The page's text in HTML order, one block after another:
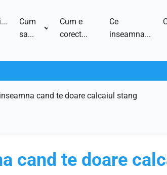
Cum
sa...
Cum e
corect...
Ce
inseamna...
cand te doare calcaiul stang
cand te doare